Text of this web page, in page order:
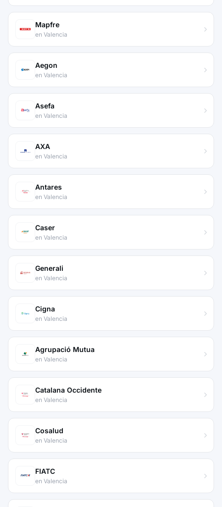
Mapfre
en Valencia
Aegon
en Valencia
Asefa
en Valencia
AXA
en Valencia
Antares
en Valencia
Caser
en Valencia
Generali
en Valencia
Cigna
en Valencia
Agrupació Mutua
en Valencia
Catalana Occidente
en Valencia
Cosalud
en Valencia
FIATC
en Valencia